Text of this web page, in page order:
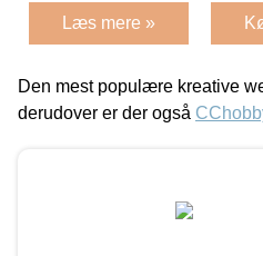
Læs mere »
Den mest populære kreative
derudover er der også